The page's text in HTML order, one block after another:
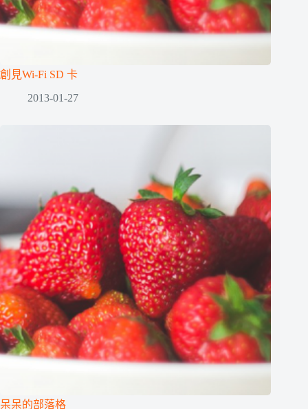
創見Wi-Fi SD 卡
2013-01-27
呆呆的部落格